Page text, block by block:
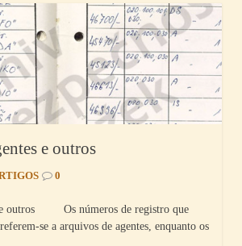
e outros
0
e outros Os números de registro que
se a arquivos de agentes, enquanto os